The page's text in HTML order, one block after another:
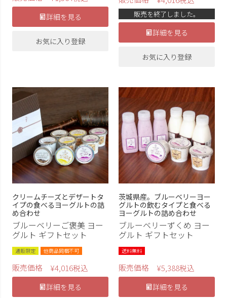
詳細を見る
お気に入り登録
販売を終了しました。
詳細を見る
お気に入り登録
クリームチーズとデザートタ
イプの食べるヨーグルトの詰
め合わせ
ブルーベリーご褒美 ヨー
グルト ギフトセット
通販限定 他商品同梱不可
販売価格 ¥4,016税込
詳細を見る
茨城県産。ブルーベリーヨー
グルトの飲むタイプと食べる
ヨーグルトの詰め合わせ
ブルーベリーずくめ ヨー
グルト ギフトセット
送料無料
販売価格 ¥5,388税込
詳細を見る